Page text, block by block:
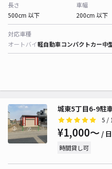
長さ
500cm 以下
車幅
200cm 以下
対応車種
オートバイ軽自動車コンパクトカー中
城東5丁目6-9駐
5 /
¥1,000〜 / 日
時間貸し可